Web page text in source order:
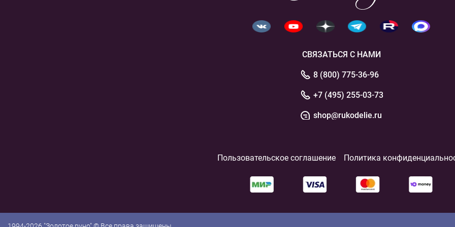
СВЯЗАТЬСЯ С НАМИ
8 (800) 775-36-96
+7 (495) 255-03-73
shop@rukodelie.ru
Пользовательское соглашение Политика